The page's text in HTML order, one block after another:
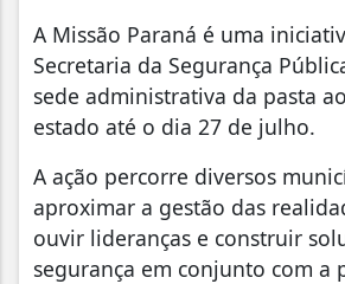
A Missão Paraná é uma
Secretaria da Segurança
sede administrativa da pasta
estado até o dia 27 de julho.
A ação percorre diversos
aproximar a gestão das
ouvir lideranças e construir
segurança em conjunto com a